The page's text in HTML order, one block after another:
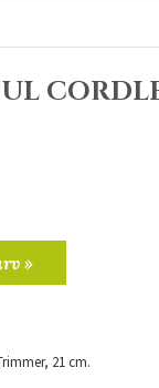
»
21 cm.